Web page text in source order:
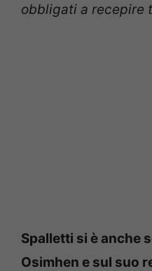
obbligati a recepire
Spalletti si è anche
Osimhen e sul suo